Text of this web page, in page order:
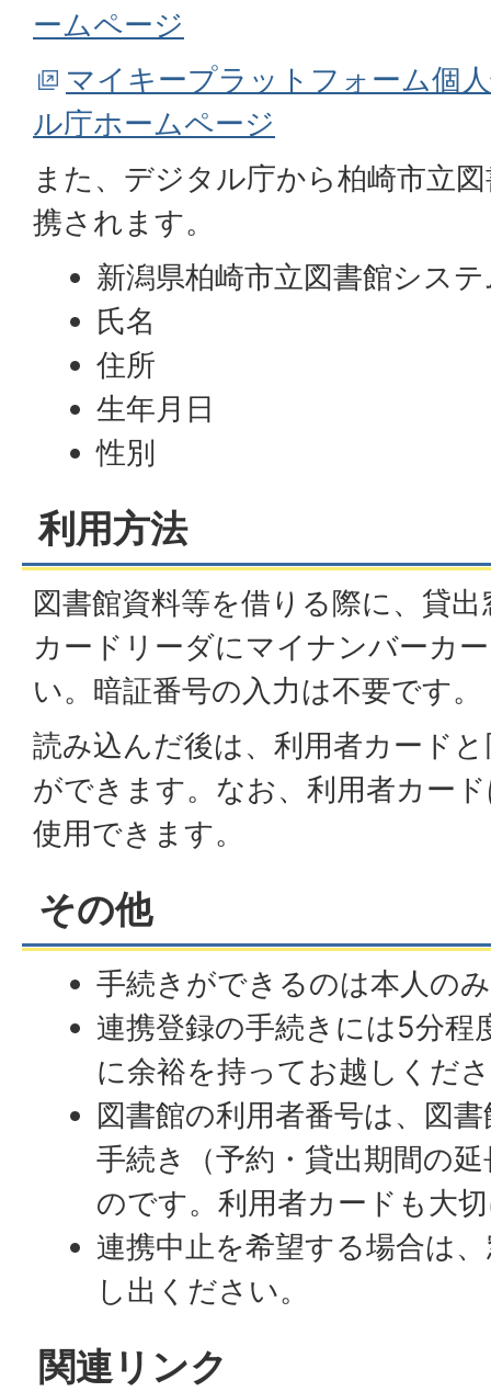
ームページ
マイキープラットフォーム個
ル庁ホームページ
また、デジタル庁から柏崎市立
携されます。
新潟県柏崎市立図書館シス
氏名
住所
生年月日
性別
利用方法
図書館資料等を借りる際に、貸
カードリーダにマイナンバーカ
い。暗証番号の入力は不要です。
読み込んだ後は、利用者カード
ができます。なお、利用者カー
使用できます。
その他
手続きができるのは本人の
連携登録の手続きには5分程
に余裕を持ってお越しくだ
図書館の利用者番号は、図
手続き（予約・貸出期間の
のです。利用者カードも大
連携中止を希望する場合は
し出ください。
関連リンク